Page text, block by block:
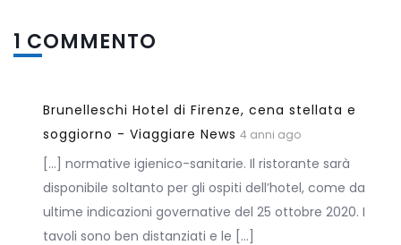
1 COMMENTO
Brunelleschi Hotel di Firenze, cena stellata e
soggiorno - Viaggiare News 4 anni ago
[…] normative igienico-sanitarie. Il ristorante sarà
disponibile soltanto per gli ospiti dell’hotel, come da
ultime indicazioni governative del 25 ottobre 2020. I
tavoli sono ben distanziati e le […]